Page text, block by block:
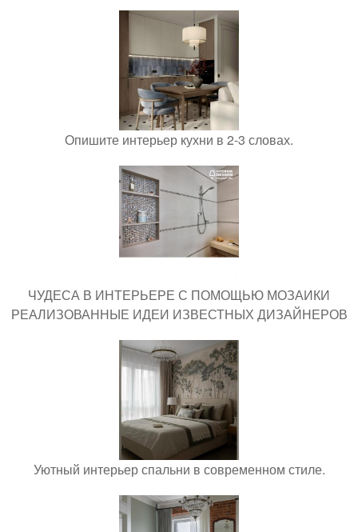
Опишите интерьер кухни в 2-3 словах.
ЧУДЕСА В ИНТЕРЬЕРЕ С ПОМОЩЬЮ МОЗАИКИ
РЕАЛИЗОВАННЫЕ ИДЕИ ИЗВЕСТНЫХ ДИЗАЙНЕРОВ
Уютный интерьер спальни в современном стиле.